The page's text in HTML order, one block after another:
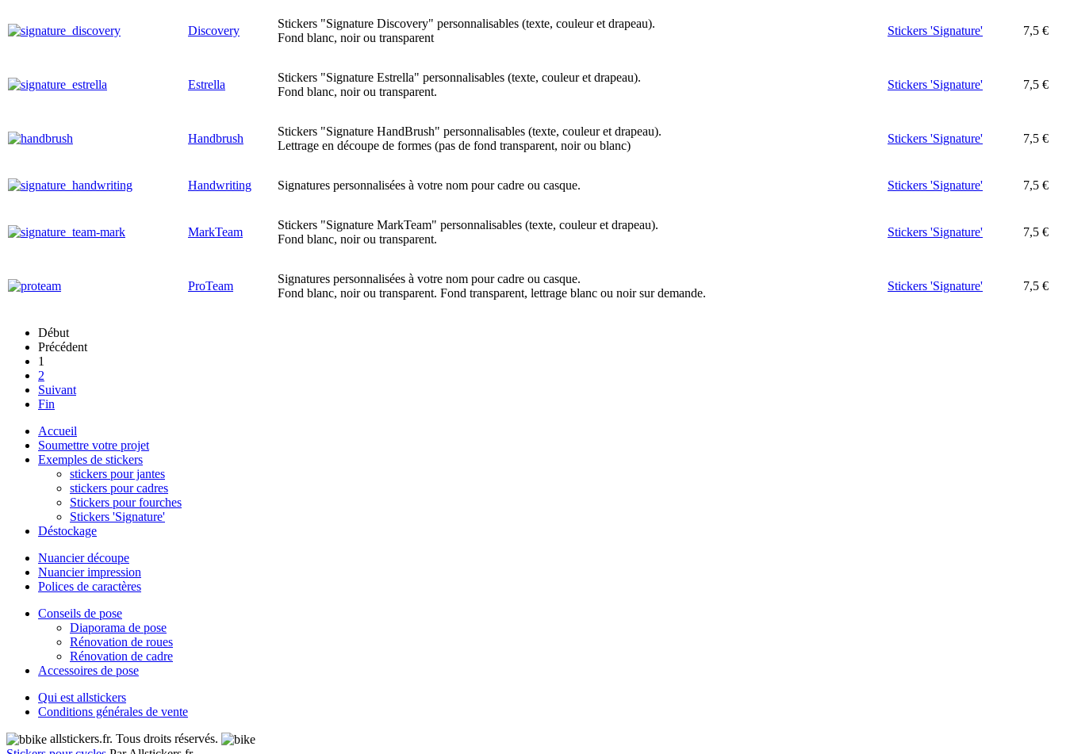
Discovery
Stickers "Signature Discovery" personnalisables (texte, couleur et drapeau).
Fond blanc, noir ou transparent
Stickers 'Signature' 7,5 €
Estrella
Stickers "Signature Estrella" personnalisables (texte, couleur et drapeau).
Fond blanc, noir ou transparent.
Stickers 'Signature' 7,5 €
Handbrush
Stickers "Signature HandBrush" personnalisables (texte, couleur et drapeau).
Lettrage en découpe de formes (pas de fond transparent, noir ou blanc)
Stickers 'Signature' 7,5 €
Handwriting Signatures personnalisées à votre nom pour cadre ou casque. Stickers 'Signature' 7,5 €
MarkTeam
Stickers "Signature MarkTeam" personnalisables (texte, couleur et drapeau).
Fond blanc, noir ou transparent.
Stickers 'Signature' 7,5 €
ProTeam
Signatures personnalisées à votre nom pour cadre ou casque.
Fond blanc, noir ou transparent. Fond transparent, lettrage blanc ou noir sur demande.
Stickers 'Signature' 7,5 €
Début
Précédent
1
2
Suivant
Fin
Accueil
Soumettre votre projet
Exemples de stickers
stickers pour jantes
stickers pour cadres
Stickers pour fourches
Stickers 'Signature'
Déstockage
Nuancier découpe
Nuancier impression
Polices de caractères
Conseils de pose
Diaporama de pose
Rénovation de roues
Rénovation de cadre
Accessoires de pose
Qui est allstickers
Conditions générales de vente
allstickers.fr. Tous droits réservés.